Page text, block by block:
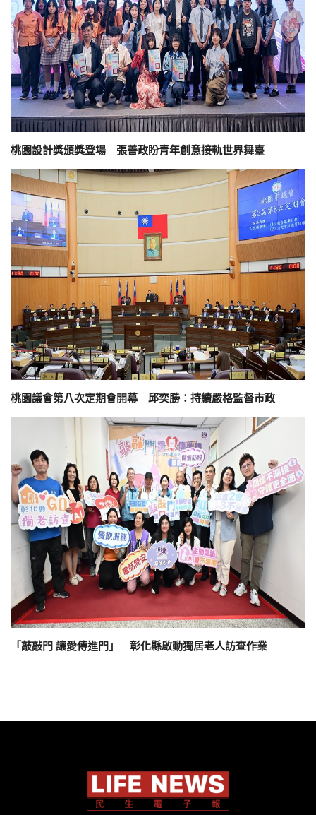
桃園設計獎頒獎登場 張善政盼青年創意接軌世界舞臺
桃園議會第八次定期會開幕 邱奕勝：持續嚴格監督市政
「敲敲門 讓愛傳進門」 彰化縣啟動獨居老人訪查作業